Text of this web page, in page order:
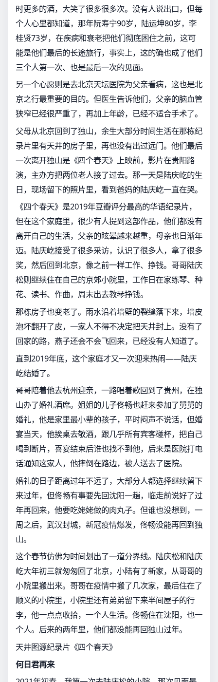
时更多的酒，大笑了很多很多次。没有人说出口，但每
个人心里都知道，那年阮寿宁90岁，陆运坤80岁，李
桂贤73岁，在疾病和衰老把他们彻底困住之前，这可
能是他们最后的长途旅行，事实上，这的确也成了他们
三个人第一次、也是最后一次的见面。
另一个心愿则是去北京天坛医院为父亲看病，这也是北
京之行最重要的目的。但医生告诉他们，父亲的脑血管
狭窄已经很严重了，再加上年龄，已经不适合手术了。
父母从北京回到了独山，余生大部分时间生活在那栋纪
录片里有天井的房子里，再也没有出过远门。他们最后
一次离开独山是《四个春天》上映前，影片在贵阳路
演，主办方把两位老人接了过去。那一天是陆庆屹的生
日，现场留下的照片里，看到爸妈的陆庆屹一直在哭。
《四个春天》是2019年豆瓣评分最高的华语纪录片，
但在这个家庭里，很少有人提到这部作品，他们都没有
离开自己的生活，父亲的眩晕越来越重，母亲也日渐年
迈。陆庆屹接受了很多采访，认识了很多人，拿了很多
奖，然后回到北京，像之前一样工作、挣钱。哥哥陆庆
松则继续住在自己的京郊小院里，工作日在家练琴、种
花、读书、作曲，周末出去教琴挣钱。
那栋房子也变老了。雨水沿着墙壁的裂缝落下来，墙皮
泡坏翻开了皮，一家人不得不决定把天井封上。没有了
回家的路，燕子还会不会飞回来，已经没有人知道了。
直到2019年底，这个家庭才又一次迎来热闹——陆庆
屹结婚了。
哥哥陪着他去杭州迎亲，一路唱着歌回到了贵州，在独
山办了婚礼酒席。姐姐的儿子佟畅也赶来参加了舅舅的
婚礼，他是家里最小辈的孩子，平时闷声不说话，但婚
宴当天，他挨桌去敬酒，跟几乎所有宾客碰杯，把自己
喝到断片，喜宴结束后谁也找不到他，后来是医院打电
话通知这家人，他摔倒在路边，被人送去了医院。
婚礼的日子距离过年不远了，大部分人都选择继续留下
来过年，但佟畅有事要先回沈阳一趟，临走前说好了过
年再回来，他要吃姥姥做的肉丸子。但谁也没想到，一
周之后，武汉封城，新冠疫情爆发，佟畅没能再回到独
山。
这个春节仿佛为时间划出了一道分界线。陆庆松和陆庆
屹大年初三就匆匆回了北京，小陆有了新家，从哥哥的
小院里搬出来。哥哥在疫情中搬了几次家，最后住在了
顺义的小院里，小院里还有弟弟留下来半间屋子的行
李，他一点点收拾，一个人生活。佟畅住在沈阳，也一
个人。后来的两年里，他们都没能再回独山过年。
天井图源纪录片《四个春天》
何日君再来